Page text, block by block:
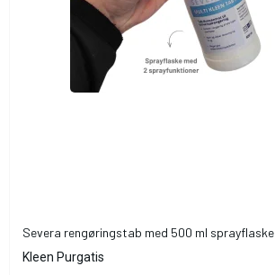
Severa rengøringstab med 500 ml sprayflaske
Kleen Purgatis